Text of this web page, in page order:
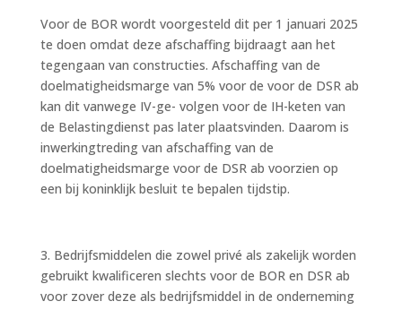
Voor de BOR wordt voorgesteld dit per 1 januari 2025
te doen omdat deze afschaffing bijdraagt aan het
tegengaan van constructies. Afschaffing van de
doelmatigheidsmarge van 5% voor de voor de DSR ab
kan dit vanwege IV-ge- volgen voor de IH-keten van
de Belastingdienst pas later plaatsvinden. Daarom is
inwerkingtreding van afschaffing van de
doelmatigheidsmarge voor de DSR ab voorzien op
een bij koninklijk besluit te bepalen tijdstip.
3. Bedrijfsmiddelen die zowel privé als zakelijk worden
gebruikt kwalificeren slechts voor de BOR en DSR ab
voor zover deze als bedrijfsmiddel in de onderneming